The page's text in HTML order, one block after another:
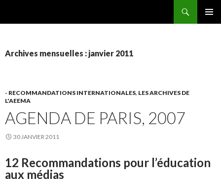
Archives mensuelles : janvier 2011
- RECOMMANDATIONS INTERNATIONALES, LES ARCHIVES DE
L'AEEMA
AGENDA DE PARIS, 2007
30 JANVIER 2011
12 Recommandations pour l’éducation
aux médias